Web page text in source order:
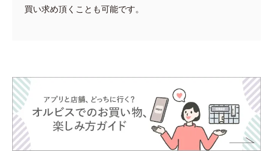
買い求め頂くことも可能です。